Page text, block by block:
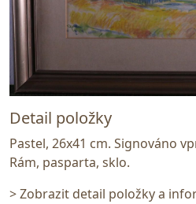
Detail položky
Pastel, 26x41 cm. Signováno
Rám, pasparta, sklo.
> Zobrazit detail položky a